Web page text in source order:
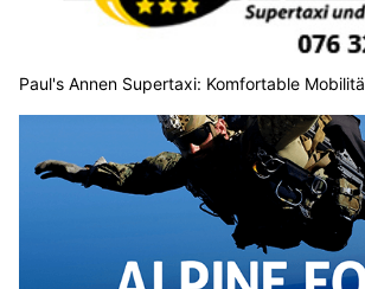
Paul's Annen Supertaxi: Komfortable